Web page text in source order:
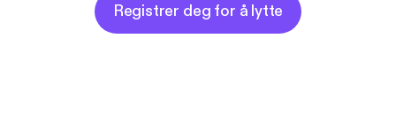
Registrer deg for å lytte